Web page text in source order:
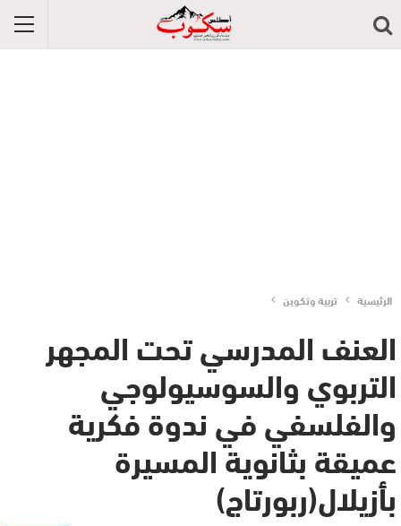
الرئيسية تربية وتكوين
العنف المدرسي تحت المجهر
التربوي والسوسيولوجي
والفلسفي في ندوة فكرية
عميقة بثانوية المسيرة
بأزيلال(ربورتاج)